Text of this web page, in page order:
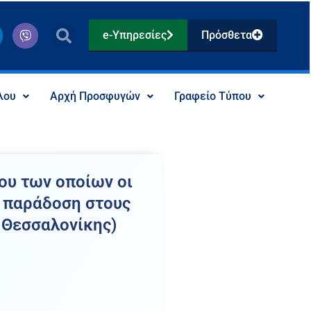
V
i
b
r
e-Υπηρεσίες Πρόσθετα
Αρχή Προσφυγών Γραφείο Τύπου
των οποίων οι
παράδοση στους